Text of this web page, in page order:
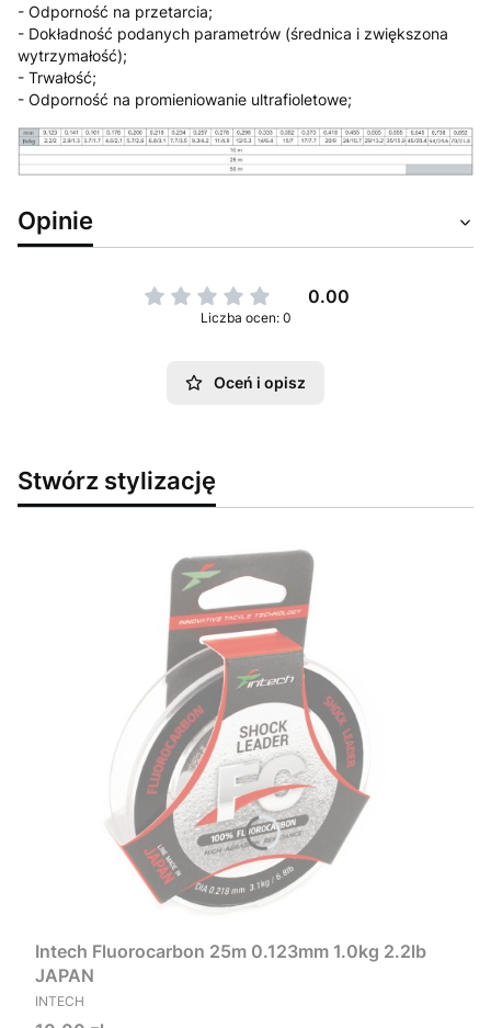
- Odporność na przetarcia;
- Dokładność podanych parametrów (średnica i zwiększona
wytrzymałość);
- Trwałość;
- Odporność na promieniowanie ultrafioletowe;
Opinie
0.00
Liczba ocen: 0
Oceń i opisz
Stwórz stylizację
Intech Fluorocarbon 25m 0.123mm 1.0kg 2.2lb
JAPAN
PRODUCENT
INTECH